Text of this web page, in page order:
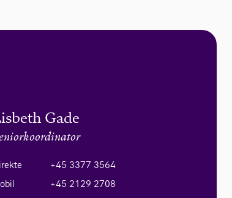
Gade
+45 3377 3564
+45 2129 2708